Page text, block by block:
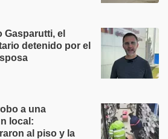
Gasparutti, el
detenido por el
a una
local:
al piso y la